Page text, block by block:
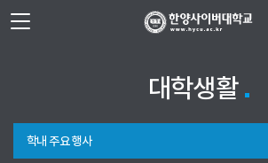
사이트정보 바로가기
대학생활
학내 주요 행사